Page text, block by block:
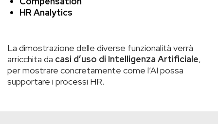
HR Analytics
La dimostrazione delle diverse funzionalità verrà
arricchita da casi d’uso di Intelligenza Artificiale,
per mostrare concretamente come l’AI possa
supportare i processi HR.